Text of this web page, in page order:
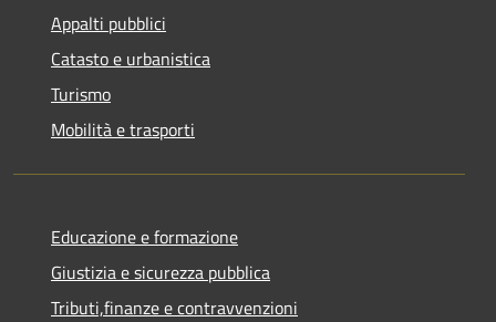
Appalti pubblici
Catasto e urbanistica
Turismo
Mobilità e trasporti
Educazione e formazione
Giustizia e sicurezza pubblica
Tributi,finanze e contravvenzioni